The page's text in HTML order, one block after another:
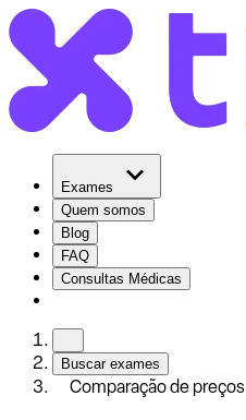
Exames
Quem somos
Blog
FAQ
Consultas Médicas
Buscar exames
Comparação de preços